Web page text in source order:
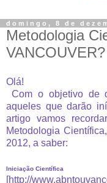
domingo, 8 de
Metodologia
Olá!
Com o objetivo de
aqueles que darão
artigo vamos
Metodologia
2012, a saber:
Iniciação Científica
[http://